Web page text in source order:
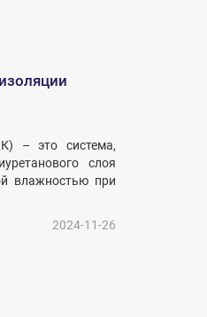
– это система,
слоя
влажностью при
2024-11-26